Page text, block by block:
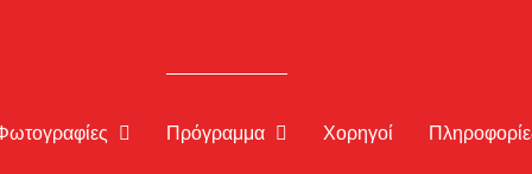
Πρόγραμμα Χορηγοί